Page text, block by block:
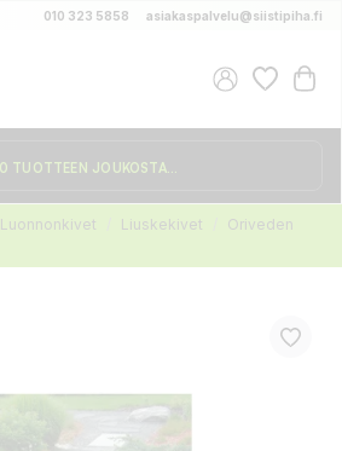
010 323 5858 asiakaspalvelu@siistipiha.fi
Luonnonkivet Liuskekivet
Oriveden